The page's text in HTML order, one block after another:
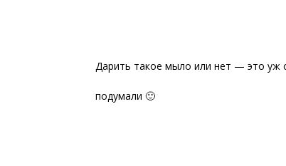
Дарить такое мыло или нет — это уж
подумали 🙂